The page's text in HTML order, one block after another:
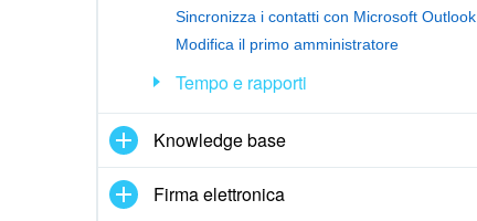
Sincronizza i contatti con Microsoft Outlook
Modifica il primo amministratore
Tempo e rapporti
Knowledge base
Firma elettronica